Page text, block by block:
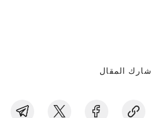
شارك المقال